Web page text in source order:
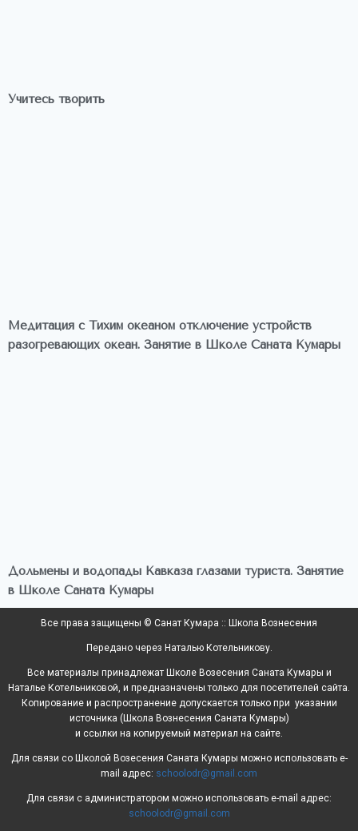
Учитесь творить
Медитация с Тихим океаном отключение устройств
разогревающих океан. Занятие в Школе Саната Кумары
Дольмены и водопады Кавказа глазами туриста. Занятие
в Школе Саната Кумары
Все права защищены © Санат Кумара :: Школа Вознесения
Передано через Наталью Котельникову.
Все материалы принадлежат Школе Возесения Саната Кумары и
Наталье Котельниковой, и предназначены только для посетителей сайта.
Копирование и распространение допускается только при указании
источника (Школа Вознесения Саната Кумары)
и ссылки на копируемый материал на сайте.
Для связи со Школой Возесения Саната Кумары можно использовать e-
mail адрес: schoolodr@gmail.com
Для связи с администратором можно использовать e-mail адрес:
schoolodr@gmail.com